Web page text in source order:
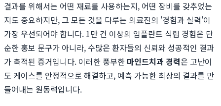
결과를 위해서는 어떤 재료를 사용하는지, 어떤 장비를 갖추었는
지도 중요하지만, 그 모든 것을 다루는 의료진의 '경험과 실력'이
가장 우선되어야 합니다. 1만 건 이상의 임플란트 식립 경험은 단
순한 홍보 문구가 아니라, 수많은 환자들의 신뢰와 성공적인 결과
가 축적된 증거입니다. 이러한 풍부한 마인드치과 경력은 고난이
도 케이스를 안정적으로 해결하고, 예측 가능한 최상의 결과를 만
들어내는 원동력입니다.